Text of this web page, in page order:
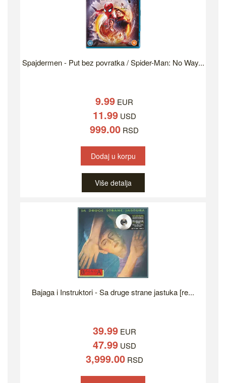
Spajdermen - Put bez povratka / Spider-Man: No Way...
9.99 EUR
11.99USD
999.00 RSD
Dodaj u korpu
Više detalja
Bajaga i Instruktori - Sa druge strane jastuka [re...
39.99EUR
47.99USD
3,999.00RSD